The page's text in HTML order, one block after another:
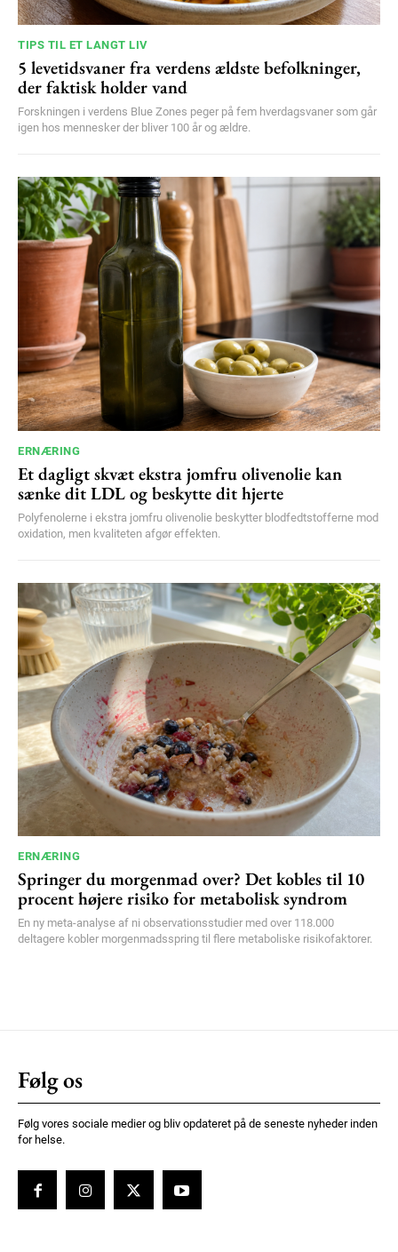
TIPS TIL ET LANGT LIV
5 levetidsvaner fra verdens ældste befolkninger,
der faktisk holder vand
Forskningen i verdens Blue Zones peger på fem hverdagsvaner som går
igen hos mennesker der bliver 100 år og ældre.
ERNÆRING
Et dagligt skvæt ekstra jomfru olivenolie kan
sænke dit LDL og beskytte dit hjerte
Polyfenolerne i ekstra jomfru olivenolie beskytter blodfedtstofferne mod
oxidation, men kvaliteten afgør effekten.
ERNÆRING
Springer du morgenmad over? Det kobles til 10
procent højere risiko for metabolisk syndrom
En ny meta-analyse af ni observationsstudier med over 118.000
deltagere kobler morgenmadsspring til flere metaboliske risikofaktorer.
Følg os
Følg vores sociale medier og bliv opdateret på de seneste nyheder inden
for helse.